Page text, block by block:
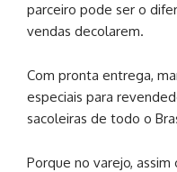
parceiro pode ser o
vendas decolarem.
Com pronta entrega,
especiais para
sacoleiras de todo o
Porque no varejo, assim